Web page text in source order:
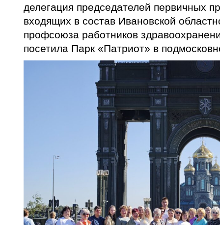
делегация председателей первичных
входящих в состав Ивановской
профсоюза работников
посетила Парк «Патриот» в